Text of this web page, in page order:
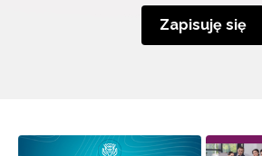
Zapisuję się
Zapisuję się